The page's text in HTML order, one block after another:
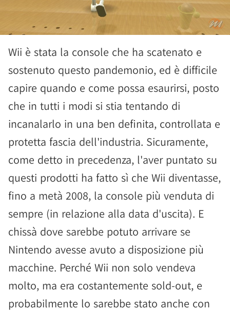
Wii è stata la console che ha scatenato e
sostenuto questo pandemonio, ed è difficile
capire quando e come possa esaurirsi, posto
che in tutti i modi si stia tentando di
incanalarlo in una ben definita, controllata e
protetta fascia dell'industria. Sicuramente,
come detto in precedenza, l'aver puntato su
questi prodotti ha fatto sì che Wii diventasse,
fino a metà 2008, la console più venduta di
sempre (in relazione alla data d'uscita). E
chissà dove sarebbe potuto arrivare se
Nintendo avesse avuto a disposizione più
macchine. Perché Wii non solo vendeva
molto, ma era costantemente sold-out, e
probabilmente lo sarebbe stato anche con